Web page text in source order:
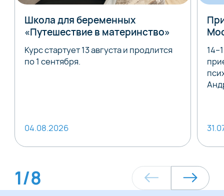
Школа для беременных
«Путешествие в материнство»
Курс стартует 13 августа и продлится
по 1 сентября.
04.08.2026
1/8